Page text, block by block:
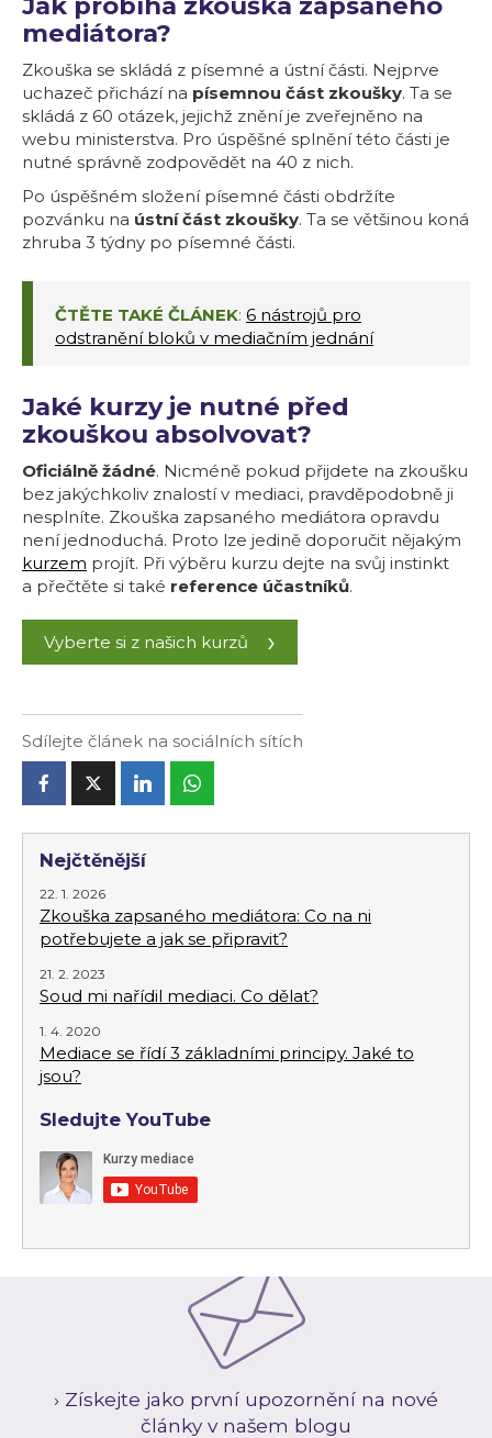
mediátora?
Zkouška se skládá z písemné a ústní části. Nejprve
uchazeč přichází na písemnou část zkoušky. Ta se
skládá z 60 otázek, jejichž znění je zveřejněno na
webu ministerstva. Pro úspěšné splnění této části je
nutné správně zodpovědět na 40 z nich.
Po úspěšném složení písemné části obdržíte
pozvánku na ústní část zkoušky. Ta se většinou koná
zhruba 3 týdny po písemné části.
ČTĚTE TAKÉ ČLÁNEK: 6 nástrojů pro
odstranění bloků v mediačním jednání
Jaké kurzy je nutné před
zkouškou absolvovat?
Oficiálně žádné. Nicméně pokud přijdete na zkoušku
bez jakýchkoliv znalostí v mediaci, pravděpodobně ji
nesplníte. Zkouška zapsaného mediátora opravdu
není jednoduchá. Proto lze jedině doporučit nějakým
kurzem projít. Při výběru kurzu dejte na svůj instinkt
a přečtěte si také reference účastníků.
Vyberte si z našich kurzů
Sdílejte článek na sociálních sítích
Nejčtěnější
22. 1. 2026
Zkouška zapsaného mediátora: Co na ni
potřebujete a jak se připravit?
21. 2. 2023
Soud mi nařídil mediaci. Co dělat?
1. 4. 2020
Mediace se řídí 3 základními principy. Jaké to
jsou?
Sledujte YouTube
› Získejte jako první upozornění na nové
články v našem blogu